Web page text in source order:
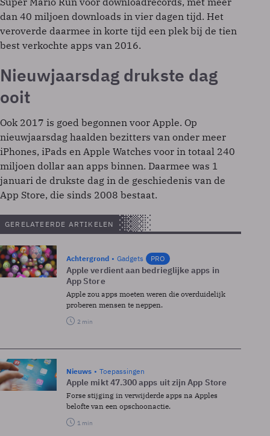
dan 40 miljoen downloads in vier dagen tijd. Het
veroverde daarmee in korte tijd een plek bij de tien
best verkochte apps van 2016.
Nieuwjaarsdag drukste dag
ooit
Ook 2017 is goed begonnen voor Apple. Op
nieuwjaarsdag haalden bezitters van onder meer
iPhones, iPads en Apple Watches voor in totaal 240
miljoen dollar aan apps binnen. Daarmee was 1
januari de drukste dag in de geschiedenis van de
App Store, die sinds 2008 bestaat.
GERELATEERDE ARTIKELEN
Achtergrond Gadgets PRO
Apple verdient aan bedrieglijke apps in
App Store
Apple zou apps moeten weren die overduidelijk
proberen mensen te neppen.
2 min
Nieuws Toepassingen
Apple mikt 47.300 apps uit zijn App Store
Forse stijging in verwijderde apps na Apples
belofte van een opschoonactie.
1 min